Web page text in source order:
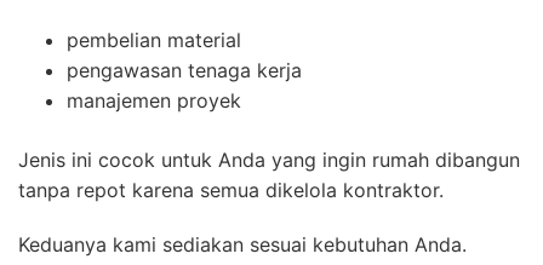
pembelian material
pengawasan tenaga kerja
manajemen proyek
Jenis ini cocok untuk Anda yang ingin rumah dibangun
tanpa repot karena semua dikelola kontraktor.
Keduanya kami sediakan sesuai kebutuhan Anda.